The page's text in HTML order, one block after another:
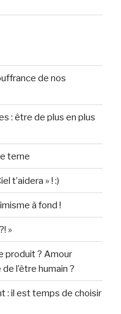
de nos
: être de plus en plus
terne
t’aidera » ! :)
à fond !
»
produit ? Amour
l’être humain ?
: il est temps de choisir